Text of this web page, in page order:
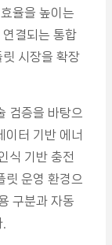
율을 높이는
연결되는 통합
시장을 확장
검증을 바탕으
이터 기반 에너
식 기반 충전
릿 운영 환경으
구분과 자동
.